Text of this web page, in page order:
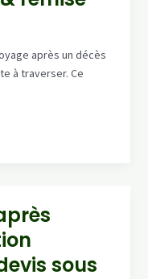
après un décès
à traverser. Ce
sous